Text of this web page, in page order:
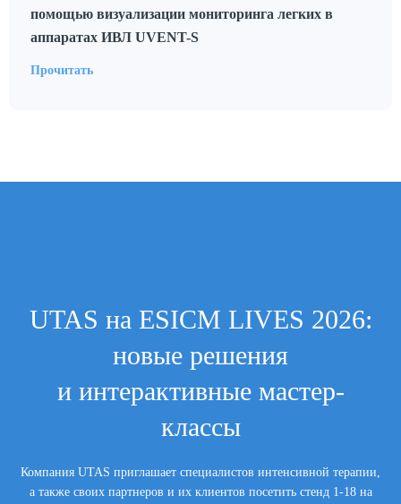
помощью визуализации мониторинга легких в
аппаратах ИВЛ UVENT-S
Прочитать
UTAS на ESICM LIVES 2026:
новые решения
и интерактивные мастер-
классы
Компания UTAS приглашает специалистов интенсивной терапии,
а также своих партнеров и их клиентов посетить стенд 1-18 на